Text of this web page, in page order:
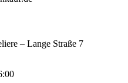
– Lange Straße 7